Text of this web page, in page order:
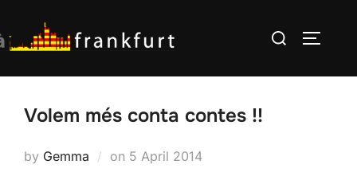
to
content
Search
Volem més conta contes !!
by Gemma on Posted
5 April 2014